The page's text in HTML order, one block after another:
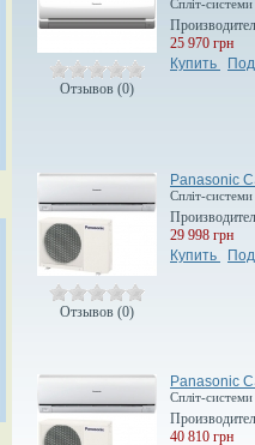
Отзывов (0)
Спліт-
25 970 грн
Купить
Отзывов (0)
Panasonic
Спліт-
29 998 грн
Купить
Panasonic
Спліт-
40 810 грн